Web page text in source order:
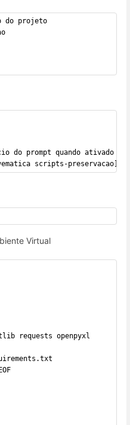
do projeto
do prompt quando ativado
scripts-preservacao]#
Virtual
requests openpyxl